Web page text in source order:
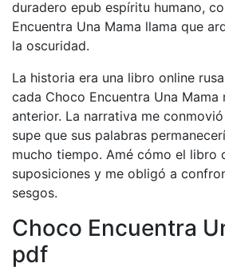
duradero epub espíritu humano,
Encuentra Una Mama llama que
la oscuridad.
La historia era una libro online​
cada Choco Encuentra Una Mama
anterior. La narrativa me
supe que sus palabras
mucho tiempo. Amé cómo el libro
suposiciones y me obligó a
sesgos.
Choco Encuentra
pdf